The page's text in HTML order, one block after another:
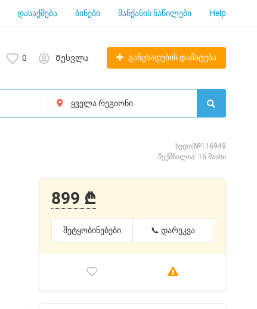
დასაქმება ბინები მანქანის ნაწილები Help
0 Შესვლა განცხადების დამატება
ხედი|№116949
შექმნილია: 16 მაისი
899 ₾
შეტყობინებები 📞 დარეკვა